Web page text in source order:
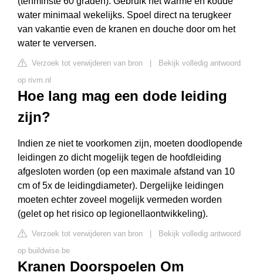
water minimaal wekelijks. Spoel direct na terugkeer
van vakantie even de kranen en douche door om het
water te verversen.
Verzoek tot verwijderen van bron
Bekijk volledig antwoord
op rivm.nl
Hoe lang mag een dode leiding
zijn?
Indien ze niet te voorkomen zijn, moeten doodlopende
leidingen zo dicht mogelijk tegen de hoofdleiding
afgesloten worden (op een maximale afstand van 10
cm of 5x de leidingdiameter). Dergelijke leidingen
moeten echter zoveel mogelijk vermeden worden
(gelet op het risico op legionellaontwikkeling).
Verzoek tot verwijderen van bron
Bekijk volledig antwoord
op buildwise.be
Kranen Doorspoelen Om